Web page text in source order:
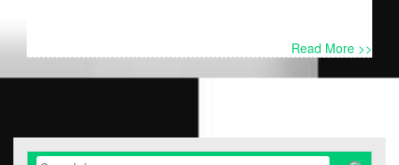
Read More >>